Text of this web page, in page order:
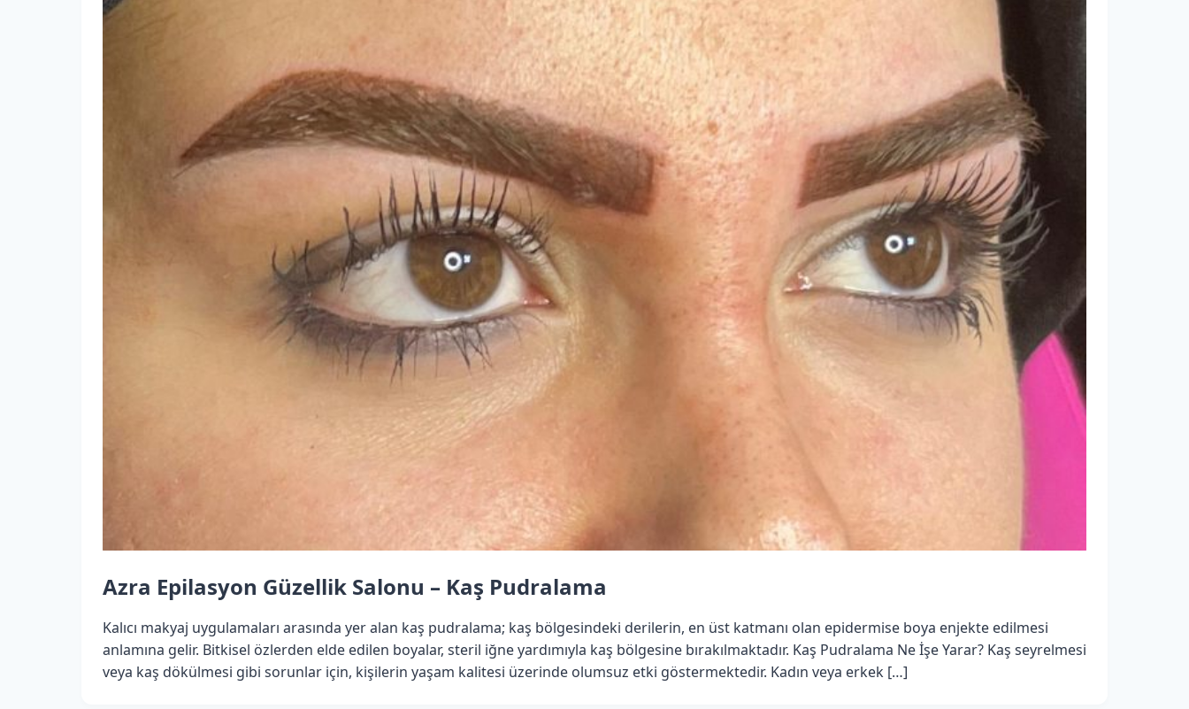
Azra Epilasyon Güzellik Salonu – Kaş Pudralama
Kalıcı makyaj uygulamaları arasında yer alan kaş pudralama; kaş bölgesindeki derilerin, en üst katmanı olan epidermise boya enjekte edilmesi
anlamına gelir. Bitkisel özlerden elde edilen boyalar, steril iğne yardımıyla kaş bölgesine bırakılmaktadır. Kaş Pudralama Ne İşe Yarar? Kaş seyrelmesi
veya kaş dökülmesi gibi sorunlar için, kişilerin yaşam kalitesi üzerinde olumsuz etki göstermektedir. Kadın veya erkek […]